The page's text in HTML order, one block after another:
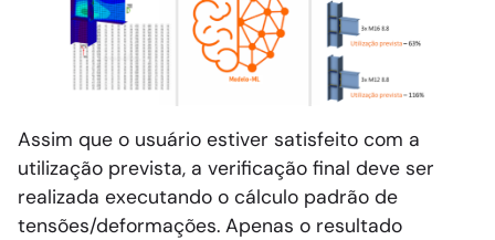
Assim que o usuário estiver satisfeito com a
utilização prevista, a verificação final deve ser
realizada executando o cálculo padrão de
tensões/deformações. Apenas o resultado